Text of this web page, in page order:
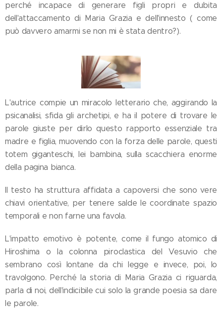
perché incapace di generare figli propri e dubita
dell'attaccamento di Maria Grazia e dell'innesto ( come
può davvero amarmi se non mi è stata dentro?).
L'autrice compie un miracolo letterario che, aggirando la
psicanalisi, sfida gli archetipi, e ha il potere di trovare le
parole giuste per dirlo questo rapporto essenziale tra
madre e figlia, muovendo con la forza delle parole, questi
totem giganteschi, lei bambina, sulla scacchiera enorme
della pagina bianca.
Il testo ha struttura affidata a capoversi che sono vere
chiavi orientative, per tenere salde le coordinate spazio
temporali e non farne una favola.
L'impatto emotivo è potente, come il fungo atomico di
Hiroshima o la colonna piroclastica del Vesuvio che
sembrano così lontane da chi legge e invece, poi, lo
travolgono. Perché la storia di Maria Grazia ci riguarda,
parla di noi, dell'indicibile cui solo la grande poesia sa dare
le parole.